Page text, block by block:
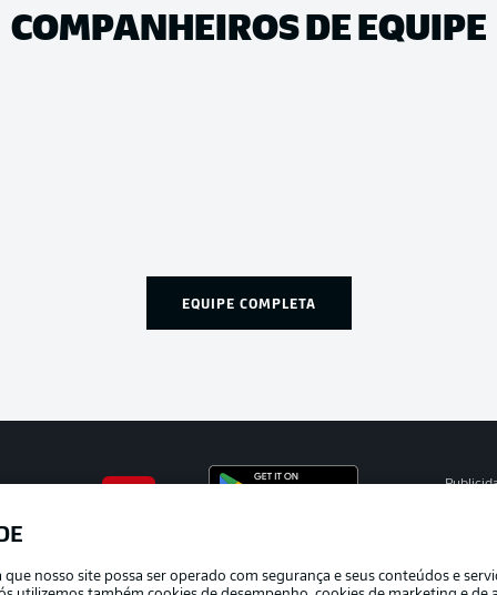
COMPANHEIROS DE EQUIPE
EQUIPE COMPLETA
nosso site possa ser operado com segurança e seus conteúdos e